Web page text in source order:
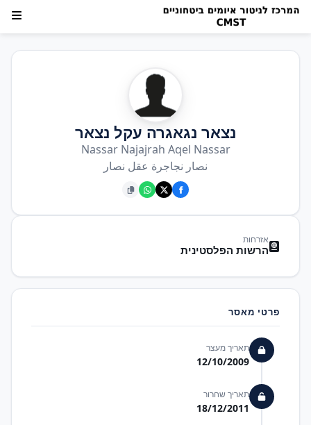
נצאר נגאגרה עקל נצאר
Nassar Najajrah Aqel Nassar
نصار نجاجرة عقل نصار
אזרחות
הרשות הפלסטינית
פרטי מאסר
תאריך מעצר
12/10/2009
תאריך שחרור
18/12/2011